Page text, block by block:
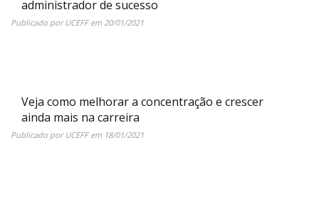
administrador de sucesso
Publicado porUCEFFem 20/01/2021
Veja como melhorar a concentração e crescer
ainda mais na carreira
Publicado porUCEFFem 18/01/2021